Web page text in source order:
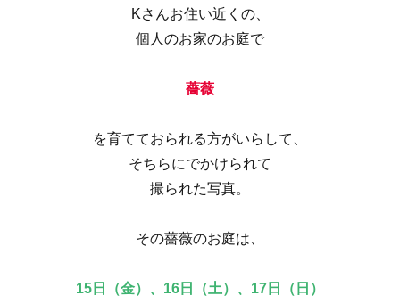
Kさんお住い近くの、
個人のお家のお庭で
薔薇
を育てておられる方がいらして、
そちらにでかけられて
撮られた写真。
その薔薇のお庭は、
15日（金）、16日（土）、17日（日）